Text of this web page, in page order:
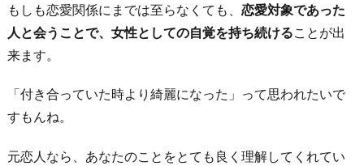
もしも恋愛関係にまでは至らなくても、 恋愛対象であった
人と会うことで、女性としての自覚を持ち続けることが出
来ます。
「付き合っていた時より綺麗になった」って思われたいで
すもんね。
元恋人なら、あなたのことをとても良く理解してくれてい